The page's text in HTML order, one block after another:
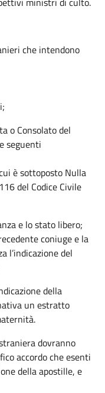
che intendono
o Consolato del
seguenti
è sottoposto Nulla
del Codice Civile
e lo stato libero;
coniuge e la
l’indicazione del
della
un estratto
dovranno
accordo che esenti
della apostille, e